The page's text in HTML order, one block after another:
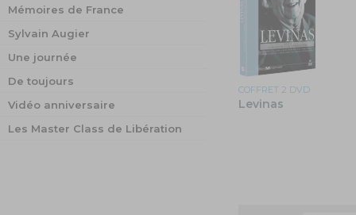
Mémoires de France
Sylvain Augier
Une journée
De toujours
Vidéo anniversaire
Les Master Class de Libération
COFFRET 2 DVD
Levinas